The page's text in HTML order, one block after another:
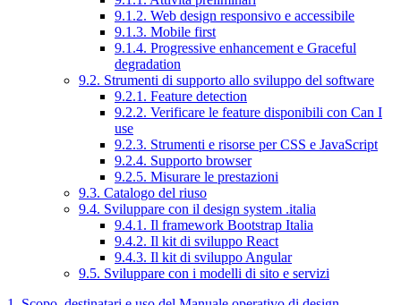
9.1.2. Web design responsivo e accessibile
9.1.3. Mobile first
9.1.4. Progressive enhancement e Graceful
degradation
9.2. Strumenti di supporto allo sviluppo del software
9.2.1. Feature detection
9.2.2. Verificare le feature disponibili con Can I
use
9.2.3. Strumenti e risorse per CSS e JavaScript
9.2.4. Supporto browser
9.2.5. Misurare le prestazioni
9.3. Catalogo del riuso
9.4. Sviluppare con il design system .italia
9.4.1. Il framework Bootstrap Italia
9.4.2. Il kit di sviluppo React
9.4.3. Il kit di sviluppo Angular
9.5. Sviluppare con i modelli di sito e servizi